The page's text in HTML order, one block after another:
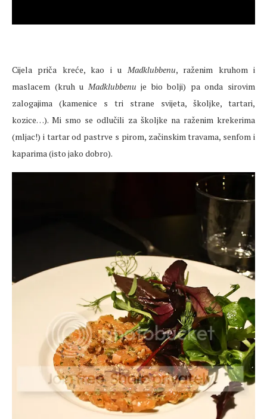
Cijela priča kreće, kao i u Madklubbenu, raženim kruhom i
maslacem (kruh u Madklubbenu je bio bolji) pa onda sirovim
zalogajima (kamenice s tri strane svijeta, školjke, tartari,
kozice…). Mi smo se odlučili za školjke na raženim krekerima
(mljac!) i tartar od pastrve s pirom, začinskim travama, senfom i
kaparima (isto jako dobro).